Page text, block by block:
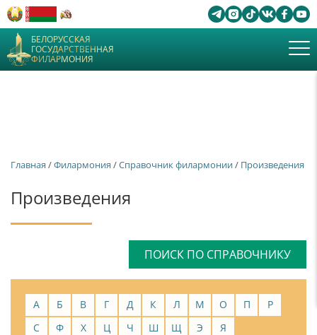
БЕЛОРУССКАЯ
ГОСУДАРСТВЕННАЯ
ФИЛАРМОНИЯ
Главная /Филармония /Справочник филармонии/ Произведения
Произведения
ПОИСК ПО СПРАВОЧНИКУ
А Б В Г Д К Л М О П
Р
С
Ф Х Ц Ч Ш Щ Э Я